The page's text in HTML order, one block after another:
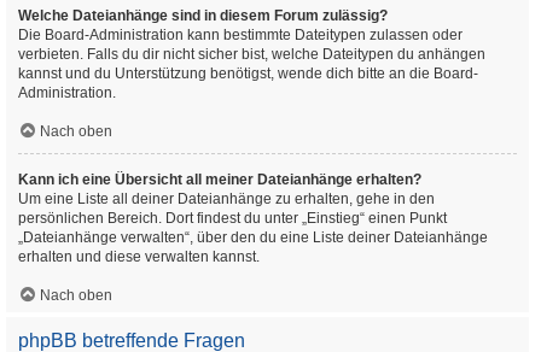
Welche Dateianhänge sind in diesem Forum zulässig?
Die Board-Administration kann bestimmte Dateitypen zulassen oder
verbieten. Falls du dir nicht sicher bist, welche Dateitypen du anhängen
kannst und du Unterstützung benötigst, wende dich bitte an die Board-
Administration.
Nach oben
Kann ich eine Übersicht all meiner Dateianhänge erhalten?
Um eine Liste all deiner Dateianhänge zu erhalten, gehe in den
persönlichen Bereich. Dort findest du unter „Einstieg“ einen Punkt
„Dateianhänge verwalten“, über den du eine Liste deiner Dateianhänge
erhalten und diese verwalten kannst.
Nach oben
phpBB betreffende Fragen